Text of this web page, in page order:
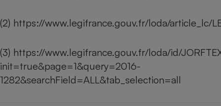
(2) https://www.legifrance.gouv.fr/loda/article_lc/
(3) https://www.legifrance.gouv.fr/loda/id/
init=true&page=1&query=2016-
1282&searchField=ALL&tab_selection=all